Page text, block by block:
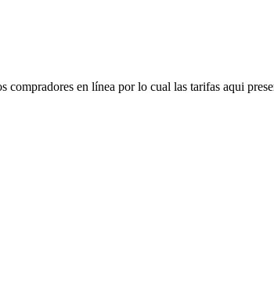
en línea por lo cual las tarifas aqui